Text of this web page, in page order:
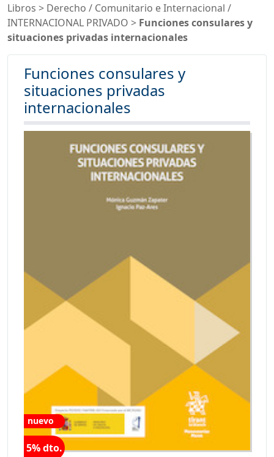
Libros > Derecho / Comunitario e Internacional /
INTERNACIONAL PRIVADO > Funciones consulares y
situaciones privadas internacionales
Funciones consulares y
situaciones privadas
internacionales
nuevo
5% dto.